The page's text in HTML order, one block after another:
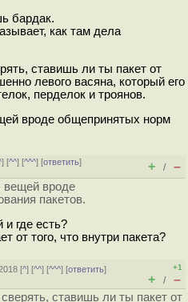
бардак.
как там дела
ставишь ли ты пакет от
левого васяна, который его
перделок и троянов.
вроде общепринятых норм
] [^^] [^^^] [ответить]
+ / –
вещей вроде
пакетов.
и где есть?
от того, что внутри пакета?
[^] [^^] [^^^] [ответить]
+1
+ / –
ставишь ли ты пакет от